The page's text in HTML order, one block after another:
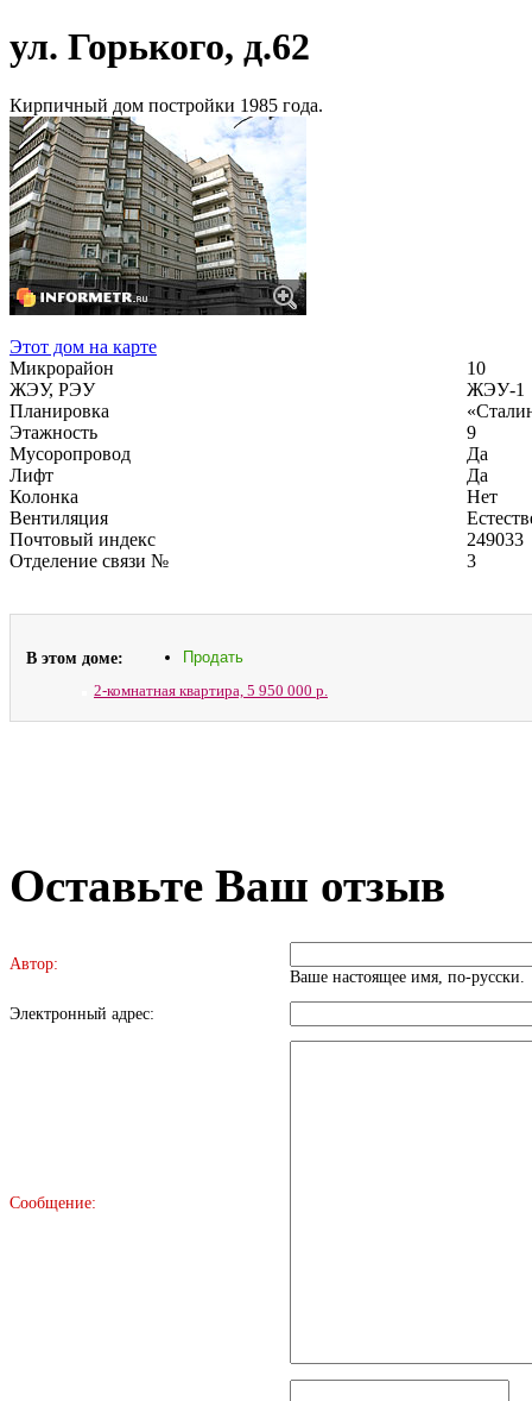
ул. Горького, д.62
Кирпичный дом постройки 1985 года.
Этот дом на карте
Микрорайон
10
ЖЭУ, РЭУ
ЖЭУ-1
Планировка
Этажность
9
Мусоропровод
Да
Лифт
Да
Колонка
Нет
Вентиляция
Почтовый индекс
249033
Отделение связи №
3
В этом доме: Продать
2-комнатная квартира, 5 950 000 р.
Оставьте Ваш отзыв
Автор:
Ваше настоящее имя, по-русски.
Электронный адрес:
Сообщение: